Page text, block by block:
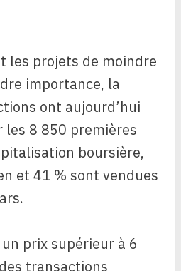
les projets de moindre
importance, la
ont aujourd’hui
les 8 850 premières
boursière,
et 41 % sont vendues
prix supérieur à 6
transactions